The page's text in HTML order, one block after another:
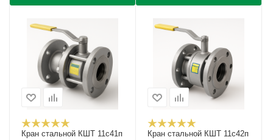
Кран стальной КШТ 11с41п
Кран стальной КШТ 11с42п